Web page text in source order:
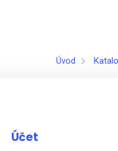
Úvod
Účet